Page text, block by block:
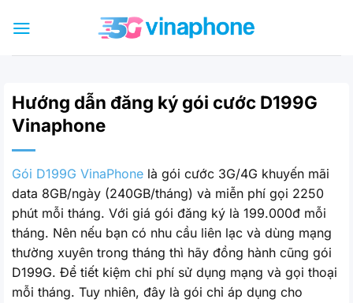
qua
Hướng dẫn đăng ký gói cước D199G
Vinaphone
Gói D199G VinaPhone là gói cước 3G/4G khuyến mãi
data 8GB/ngày (240GB/tháng) và miễn phí gọi 2250
phút mỗi tháng. Với giá gói đăng ký là 199.000đ mỗi
tháng. Nên nếu bạn có nhu cầu liên lạc và dùng mạng
thường xuyên trong tháng thì hãy đồng hành cũng gói
D199G. Để tiết kiệm chi phí sử dụng mạng và gọi thoại
mỗi tháng. Tuy nhiên, đây là gói chỉ áp dụng cho